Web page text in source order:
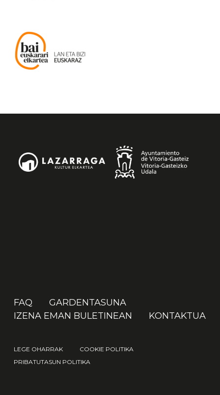
FAQ
GARDENTASUNA
IZENA EMAN BULETINEAN
KONTAKTUA
LEGE OHARRAK
COOKIE POLITIKA
PRIBATUTASUN POLITIKA